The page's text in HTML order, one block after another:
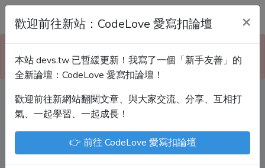
Devs.tw 寫程式討論區
請到新網站「CodeLove 愛寫扣論壇」！
Devs.tw 是讓工程師寫筆記、網誌的平台。歡迎
您隨手紀錄、寫作，方便日後搜尋！
尤川豪
Enoxs
chenjenping
歡迎前往新站：CodeLove 愛寫扣論壇 ×
本站 devs.tw 已暫緩更新！我寫了一個「新手友善」的
全新論壇：CodeLove 愛寫扣論壇！
歡迎前往新網站翻閱文章、與大家交流、分享、互相打
氣、一起學習、一起成長！
👉 前往 CodeLove 愛寫扣論壇